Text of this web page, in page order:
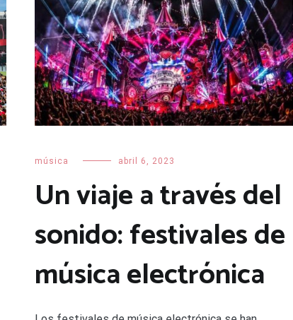
música abril 6, 2023
Un viaje a través del
sonido: festivales de
música electrónica